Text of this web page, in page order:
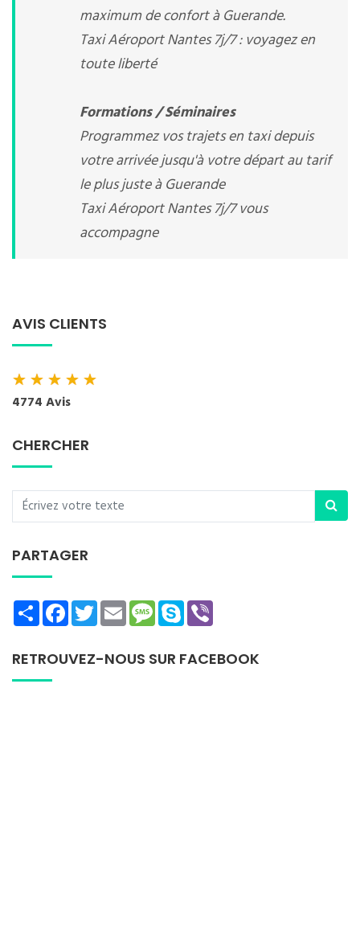
maximum de confort à Guerande.
Taxi Aéroport Nantes 7j/7 : voyagez en
toute liberté
Formations / Séminaires
Programmez vos trajets en taxi depuis
votre arrivée jusqu'à votre départ au tarif
le plus juste à Guerande
Taxi Aéroport Nantes 7j/7 vous
accompagne
AVIS CLIENTS
★★★★★
4774 Avis
CHERCHER
PARTAGER
ShareFacebookTwitterEmailMessage
Skype
RETROUVEZ-NOUS SUR FACEBOOK